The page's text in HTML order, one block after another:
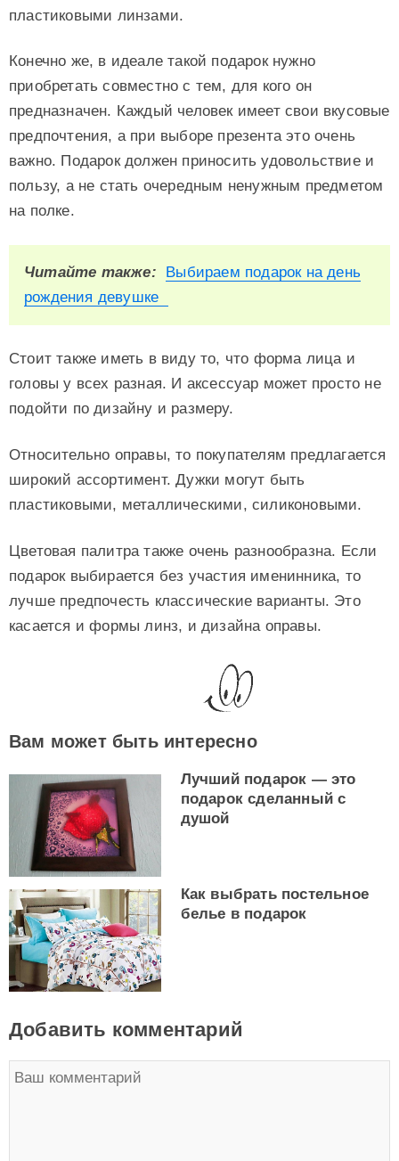
пластиковыми линзами.
Конечно же, в идеале такой подарок нужно
приобретать совместно с тем, для кого он
предназначен. Каждый человек имеет свои вкусовые
предпочтения, а при выборе презента это очень
важно. Подарок должен приносить удовольствие и
пользу, а не стать очередным ненужным предметом
на полке.
Читайте также:
Выбираем подарок на день
рождения девушке
Стоит также иметь в виду то, что форма лица и
головы у всех разная. И аксессуар может просто не
подойти по дизайну и размеру.
Относительно оправы, то покупателям предлагается
широкий ассортимент. Дужки могут быть
пластиковыми, металлическими, силиконовыми.
Цветовая палитра также очень разнообразна. Если
подарок выбирается без участия именинника, то
лучше предпочесть классические варианты. Это
касается и формы линз, и дизайна оправы.
Вам может быть интересно
Лучший подарок — это
подарок сделанный с
душой
Как выбрать постельное
белье в подарок
Добавить комментарий